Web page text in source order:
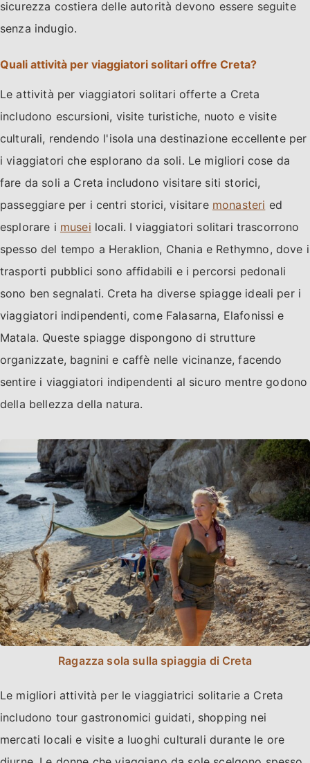
sicurezza costiera delle autorità devono essere seguite
senza indugio.
Quali attività per viaggiatori solitari offre Creta?
Le attività per viaggiatori solitari offerte a Creta
includono escursioni, visite turistiche, nuoto e visite
culturali, rendendo l'isola una destinazione eccellente per
i viaggiatori che esplorano da soli. Le migliori cose da
fare da soli a Creta includono visitare siti storici,
passeggiare per i centri storici, visitare monasteri ed
esplorare i musei locali. I viaggiatori solitari trascorrono
spesso del tempo a Heraklion, Chania e Rethymno, dove i
trasporti pubblici sono affidabili e i percorsi pedonali
sono ben segnalati. Creta ha diverse spiagge ideali per i
viaggiatori indipendenti, come Falasarna, Elafonissi e
Matala. Queste spiagge dispongono di strutture
organizzate, bagnini e caffè nelle vicinanze, facendo
sentire i viaggiatori indipendenti al sicuro mentre godono
della bellezza della natura.
Ragazza sola sulla spiaggia di Creta
Le migliori attività per le viaggiatrici solitarie a Creta
includono tour gastronomici guidati, shopping nei
mercati locali e visite a luoghi culturali durante le ore